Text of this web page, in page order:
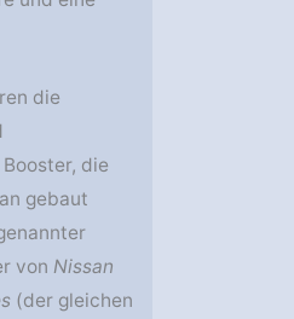
die
die
gebaut
von Nissan
(der gleichen